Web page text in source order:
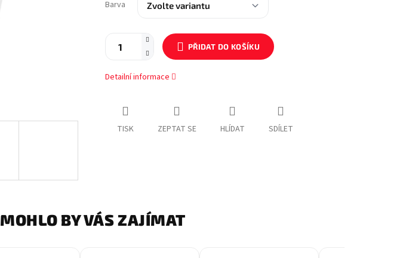
Barva
PŘIDAT DO KOŠÍKU
Detailní informace
TISK ZEPTAT SE HLÍDAT SDÍLET
MOHLO BY VÁS ZAJÍMAT